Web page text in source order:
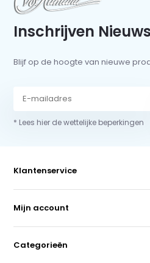
Inschrijven
Blijf op de hoogte van nieuwe
* Lees hier de wettelijke beperkingen
Klantenservice
Mijn account
Categorieën